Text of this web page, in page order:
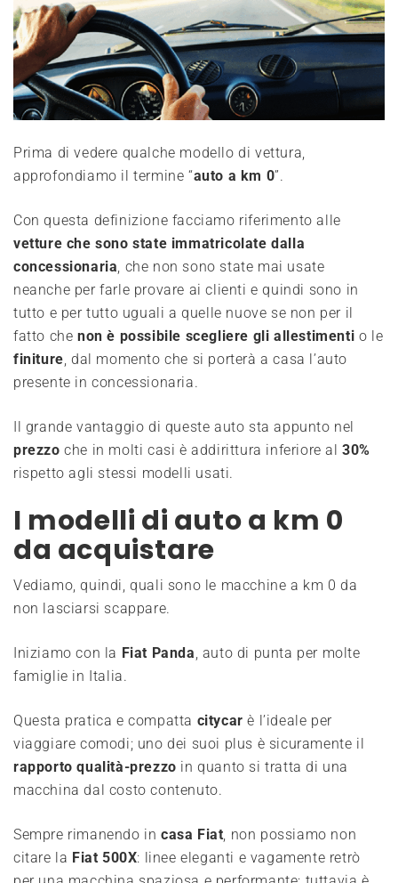
Prima di vedere qualche modello di vettura,
approfondiamo il termine “auto a km 0”.
Con questa definizione facciamo riferimento alle
vetture che sono state immatricolate dalla
concessionaria, che non sono state mai usate
neanche per farle provare ai clienti e quindi sono in
tutto e per tutto uguali a quelle nuove se non per il
fatto che non è possibile scegliere gli allestimenti o le
finiture, dal momento che si porterà a casa l’auto
presente in concessionaria.
Il grande vantaggio di queste auto sta appunto nel
prezzo che in molti casi è addirittura inferiore al30%
rispetto agli stessi modelli usati.
I modelli di auto a km 0
da acquistare
Vediamo, quindi, quali sono le macchine a km 0 da
non lasciarsi scappare.
Iniziamo con la Fiat Panda, auto di punta per molte
famiglie in Italia.
Questa pratica e compatta citycar è l’ideale per
viaggiare comodi; uno dei suoi plus è sicuramente il
rapporto qualità-prezzo in quanto si tratta di una
macchina dal costo contenuto.
Sempre rimanendo in casa Fiat, non possiamo non
citare la Fiat 500X: linee eleganti e vagamente retrò